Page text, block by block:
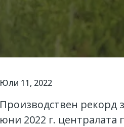
Юли 11, 2022
Производствен рекорд
юни 2022 г. централата